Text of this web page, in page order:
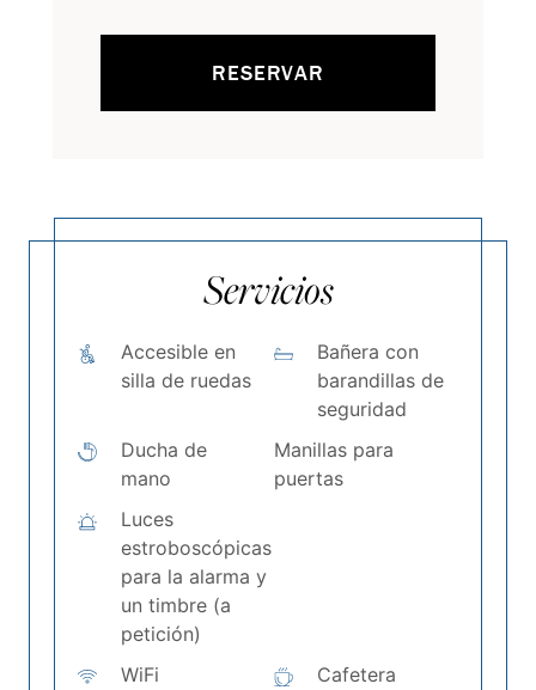
RESERVAR
Servicios
Accesible en
silla de ruedas
Bañera con
barandillas de
seguridad
Ducha de
mano
Manillas para
puertas
Luces
estroboscópicas
para la alarma y
un timbre (a
petición)
WiFi
Cafetera